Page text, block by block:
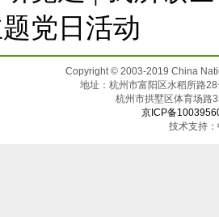
党日活动
Copyright © 2003-2019 China
地址：杭州市富阳区水稻所路
杭州市拱墅区体
京ICP备
技术支持